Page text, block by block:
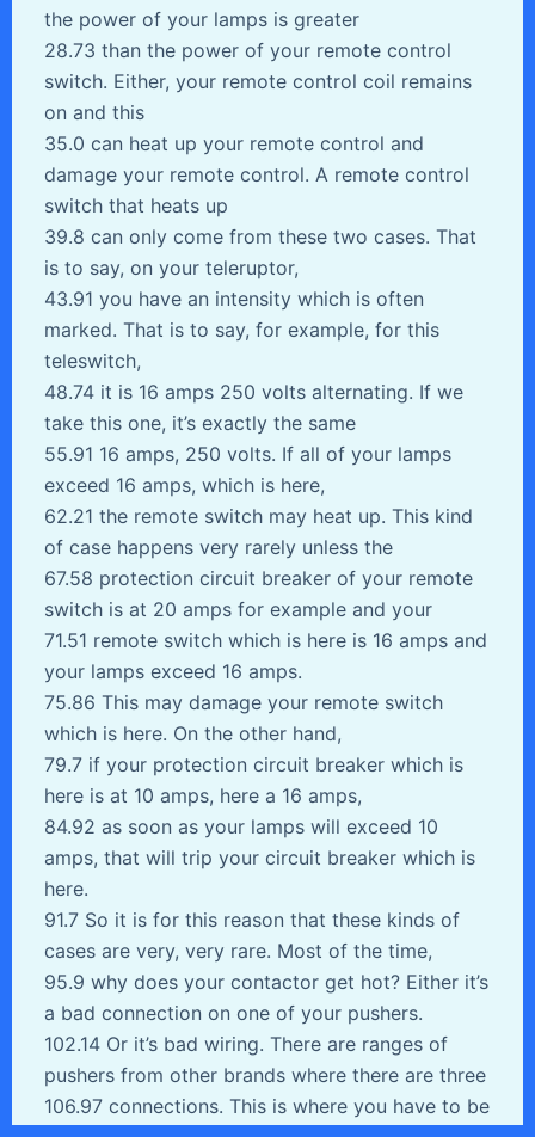
the power of your lamps is greater
28.73 than the power of your remote control
switch. Either, your remote control coil remains
on and this
35.0 can heat up your remote control and
damage your remote control. A remote control
switch that heats up
39.8 can only come from these two cases. That
is to say, on your teleruptor,
43.91 you have an intensity which is often
marked. That is to say, for example, for this
teleswitch,
48.74 it is 16 amps 250 volts alternating. If we
take this one, it’s exactly the same
55.91 16 amps, 250 volts. If all of your lamps
exceed 16 amps, which is here,
62.21 the remote switch may heat up. This kind
of case happens very rarely unless the
67.58 protection circuit breaker of your remote
switch is at 20 amps for example and your
71.51 remote switch which is here is 16 amps and
your lamps exceed 16 amps.
75.86 This may damage your remote switch
which is here. On the other hand,
79.7 if your protection circuit breaker which is
here is at 10 amps, here a 16 amps,
84.92 as soon as your lamps will exceed 10
amps, that will trip your circuit breaker which is
here.
91.7 So it is for this reason that these kinds of
cases are very, very rare. Most of the time,
95.9 why does your contactor get hot? Either it’s
a bad connection on one of your pushers.
102.14 Or it’s bad wiring. There are ranges of
pushers from other brands where there are three
106.97 connections. This is where you have to be